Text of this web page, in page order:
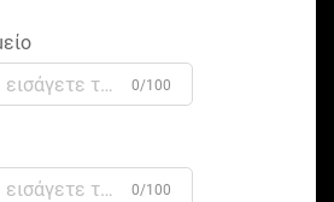
0/100
0/100